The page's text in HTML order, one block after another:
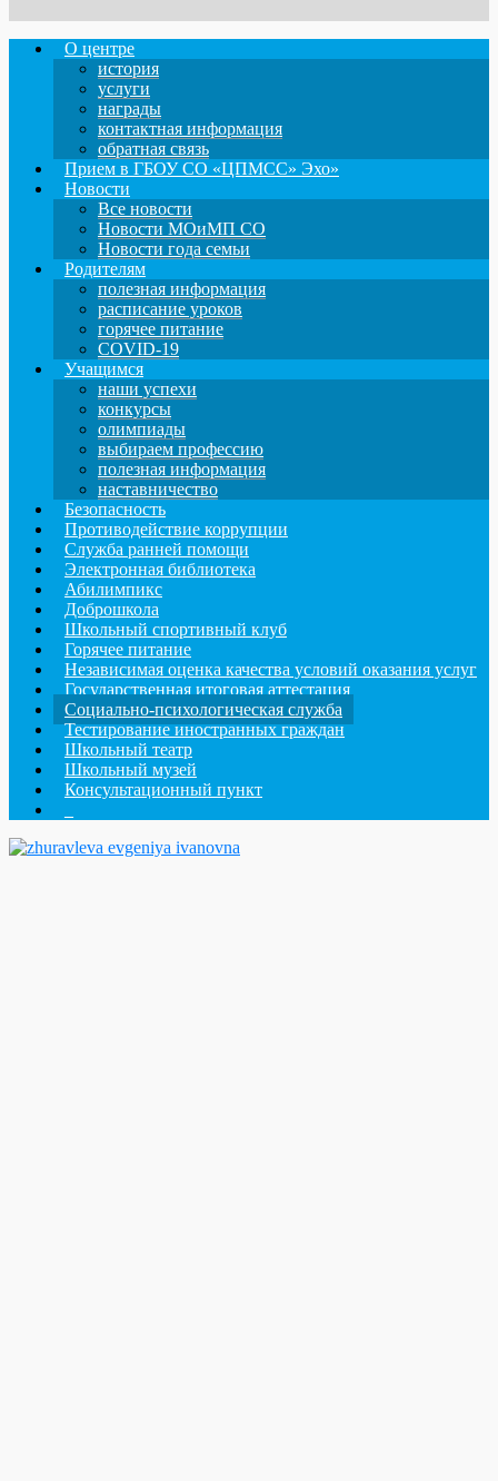
О центре
история
услуги
награды
контактная информация
обратная связь
Прием в ГБОУ СО «ЦПМСС» Эхо»
Новости
Все новости
Новости МОиМП СО
Новости года семьи
Родителям
полезная информация
расписание уроков
горячее питание
COVID-19
Учащимся
наши успехи
конкурсы
олимпиады
выбираем профессию
полезная информация
наставничество
Безопасность
Противодействие коррупции
Служба ранней помощи
Электронная библиотека
Абилимпикс
Доброшкола
Школьный спортивный клуб
Горячее питание
Независимая оценка качества условий оказания услуг
Государственная итоговая аттестация
Социально-психологическая служба
Тестирование иностранных граждан
Школьный театр
Школьный музей
Консультационный пункт